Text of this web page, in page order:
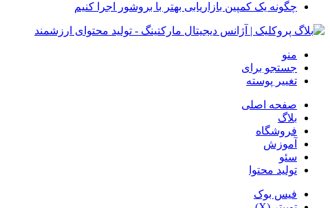
چگونه یک کمپین بازاریابی بهتر با بروشور اجرا کنیم
منو
جستجو برای
تغییر پوسته
صفحه اصلی
بلاگ
فروشگاه
آموزش
سئو
تولید محتوا
فیس بوک